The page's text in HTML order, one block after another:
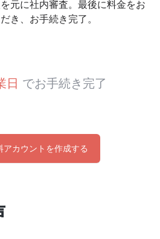
元に社内審査。最後に料金をお
き、お手続き完了。
日 でお手続き完了
アカウントを作成する